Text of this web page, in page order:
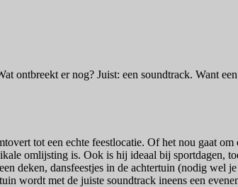
ontbreekt er nog? Juist: een soundtrack. Want
tot een echte feestlocatie. Of het nou gaat om
omlijsting is. Ook is hij ideaal bij sportdagen,
deken, dansfeestjes in de achtertuin (nodig wel
wordt met de juiste soundtrack ineens een